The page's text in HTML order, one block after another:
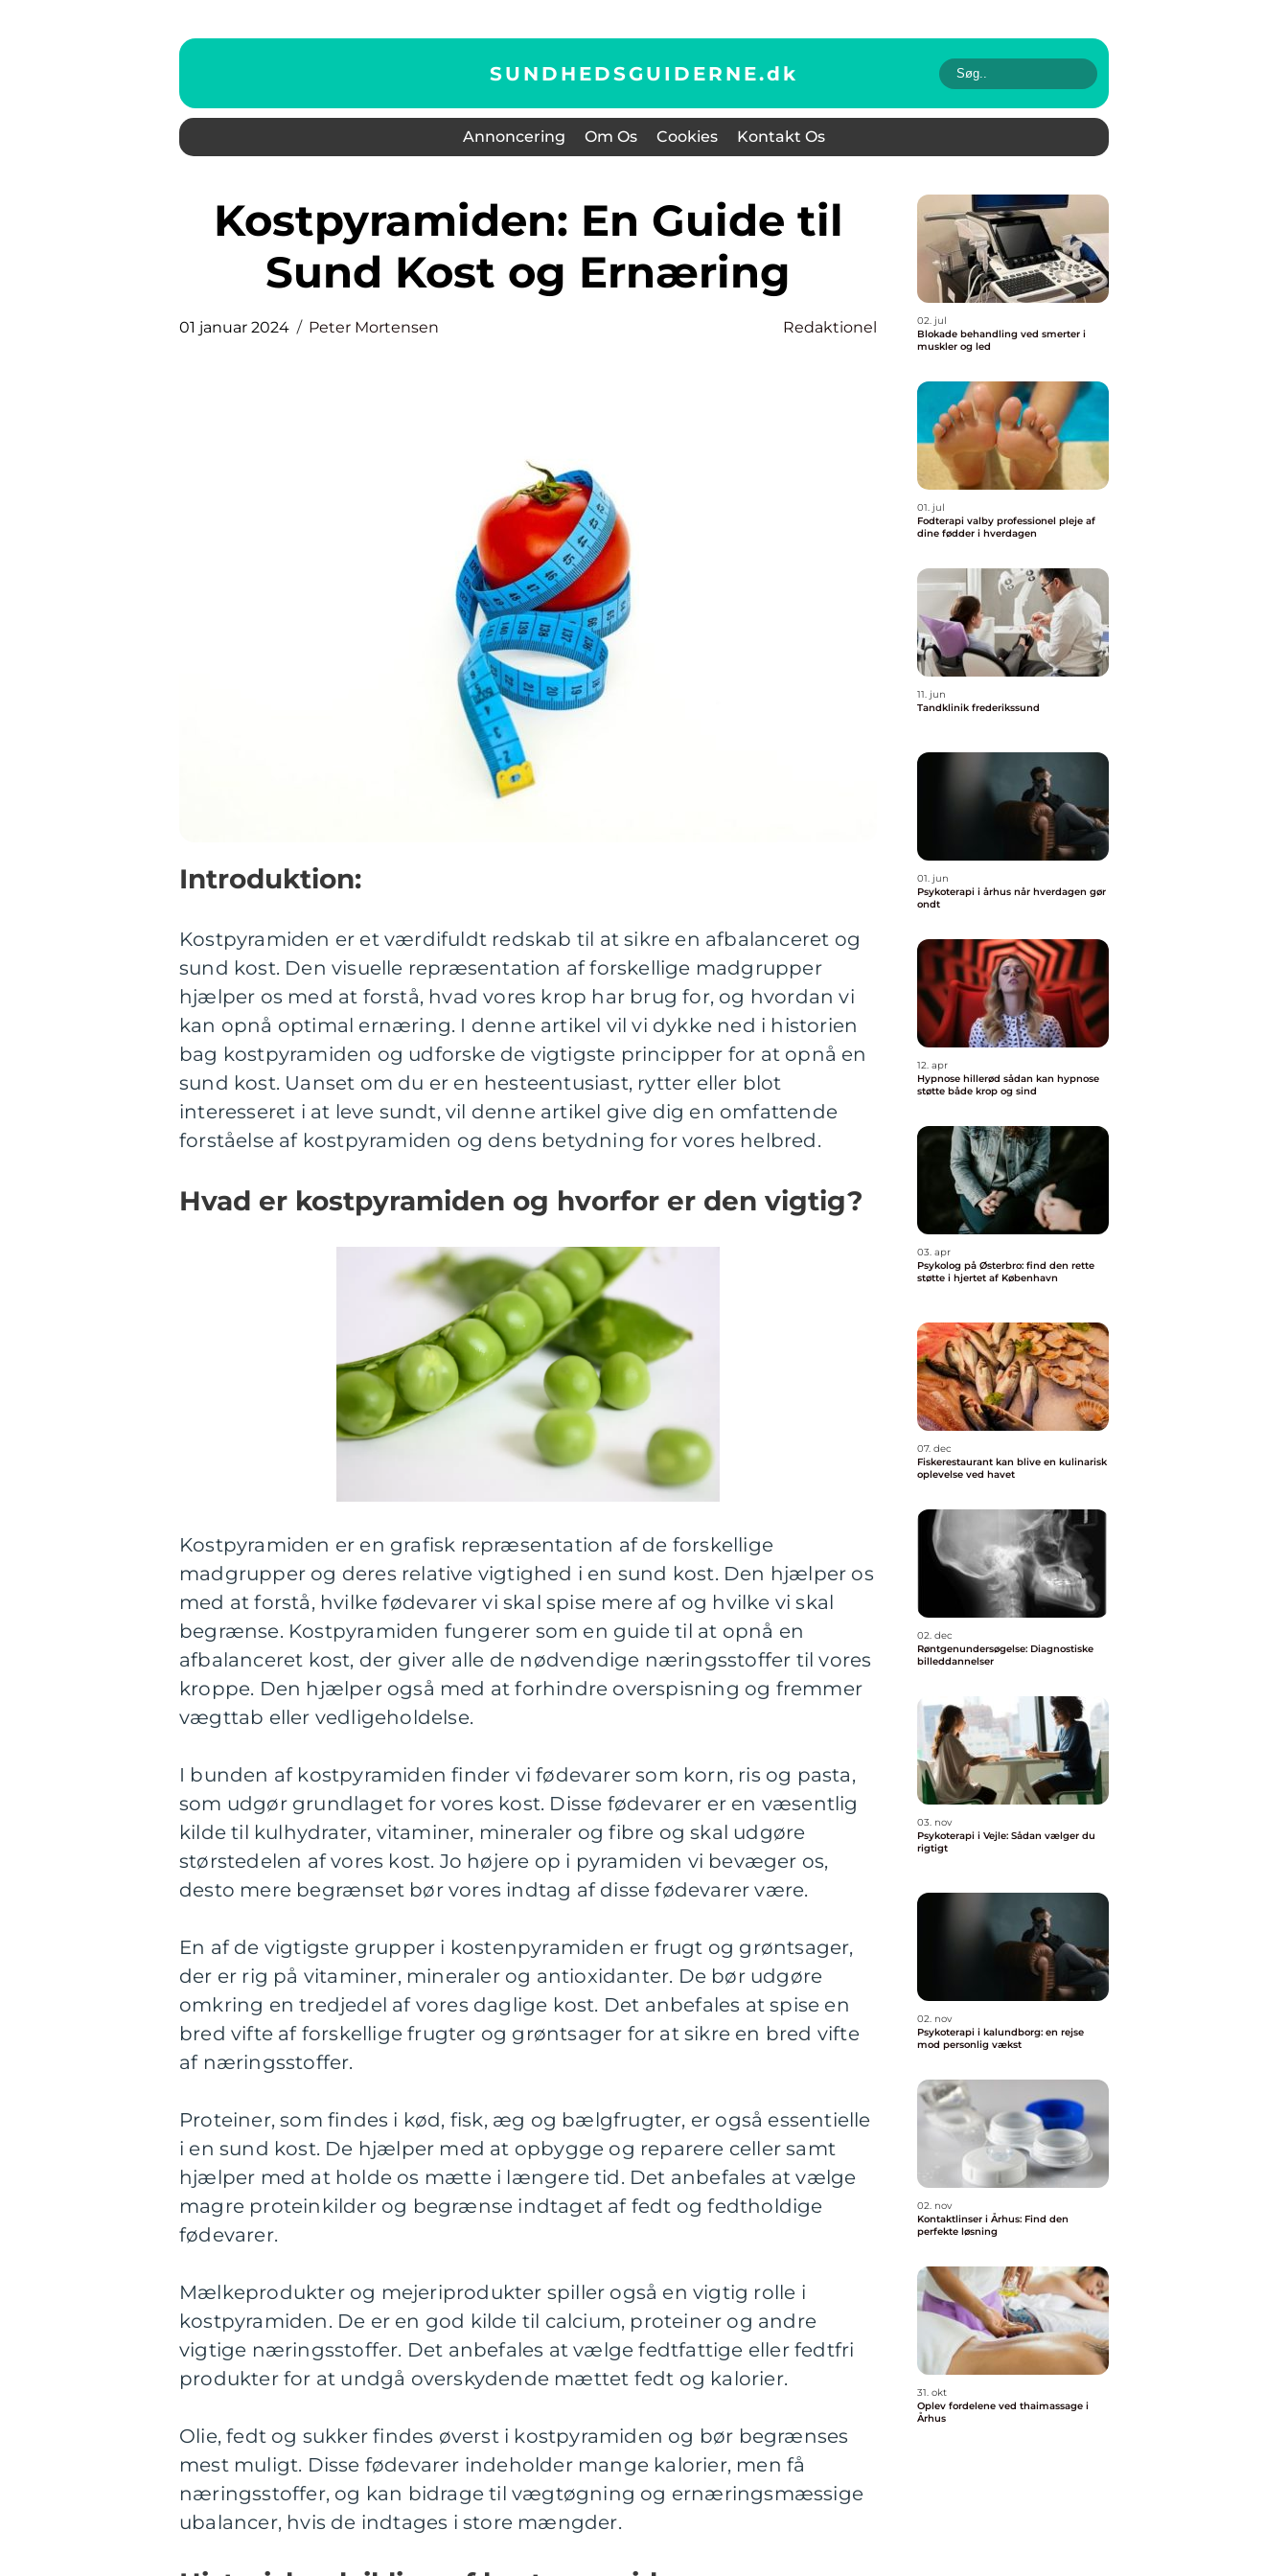
SUNDHEDSGUIDERNE.dk
Annoncering Om Os Cookies Kontakt Os
Kostpyramiden: En Guide til
Sund Kost og Ernæring
01 januar 2024 Peter Mortensen Redaktionel
Introduktion:
Kostpyramiden er et værdifuldt redskab til at sikre en afbalanceret og
sund kost. Den visuelle repræsentation af forskellige madgrupper
hjælper os med at forstå, hvad vores krop har brug for, og hvordan vi
kan opnå optimal ernæring. I denne artikel vil vi dykke ned i historien
bag kostpyramiden og udforske de vigtigste principper for at opnå en
sund kost. Uanset om du er en hesteentusiast, rytter eller blot
interesseret i at leve sundt, vil denne artikel give dig en omfattende
forståelse af kostpyramiden og dens betydning for vores helbred.
Hvad er kostpyramiden og hvorfor er den vigtig?
Kostpyramiden er en grafisk repræsentation af de forskellige
madgrupper og deres relative vigtighed i en sund kost. Den hjælper os
med at forstå, hvilke fødevarer vi skal spise mere af og hvilke vi skal
begrænse. Kostpyramiden fungerer som en guide til at opnå en
afbalanceret kost, der giver alle de nødvendige næringsstoffer til vores
kroppe. Den hjælper også med at forhindre overspisning og fremmer
vægttab eller vedligeholdelse.
I bunden af kostpyramiden finder vi fødevarer som korn, ris og pasta,
som udgør grundlaget for vores kost. Disse fødevarer er en væsentlig
kilde til kulhydrater, vitaminer, mineraler og fibre og skal udgøre
størstedelen af vores kost. Jo højere op i pyramiden vi bevæger os,
desto mere begrænset bør vores indtag af disse fødevarer være.
En af de vigtigste grupper i kostenpyramiden er frugt og grøntsager,
der er rig på vitaminer, mineraler og antioxidanter. De bør udgøre
omkring en tredjedel af vores daglige kost. Det anbefales at spise en
bred vifte af forskellige frugter og grøntsager for at sikre en bred vifte
af næringsstoffer.
Proteiner, som findes i kød, fisk, æg og bælgfrugter, er også essentielle
i en sund kost. De hjælper med at opbygge og reparere celler samt
hjælper med at holde os mætte i længere tid. Det anbefales at vælge
magre proteinkilder og begrænse indtaget af fedt og fedtholdige
fødevarer.
Mælkeprodukter og mejeriprodukter spiller også en vigtig rolle i
kostpyramiden. De er en god kilde til calcium, proteiner og andre
vigtige næringsstoffer. Det anbefales at vælge fedtfattige eller fedtfri
produkter for at undgå overskydende mættet fedt og kalorier.
Olie, fedt og sukker findes øverst i kostpyramiden og bør begrænses
mest muligt. Disse fødevarer indeholder mange kalorier, men få
næringsstoffer, og kan bidrage til vægtøgning og ernæringsmæssige
ubalancer, hvis de indtages i store mængder.
02. jul
Blokade behandling ved smerter i
muskler og led
01. jul
Fodterapi valby professionel pleje af
dine fødder i hverdagen
11. jun
Tandklinik frederikssund
01. jun
Psykoterapi i århus når hverdagen gør
ondt
12. apr
Hypnose hillerød sådan kan hypnose
støtte både krop og sind
03. apr
Psykolog på Østerbro: find den rette
støtte i hjertet af København
07. dec
Fiskerestaurant kan blive en kulinarisk
oplevelse ved havet
02. dec
Røntgenundersøgelse: Diagnostiske
billeddannelser
03. nov
Psykoterapi i Vejle: Sådan vælger du
rigtigt
02. nov
Psykoterapi i kalundborg: en rejse
mod personlig vækst
02. nov
Kontaktlinser i Århus: Find den
perfekte løsning
31. okt
Oplev fordelene ved thaimassage i
Århus